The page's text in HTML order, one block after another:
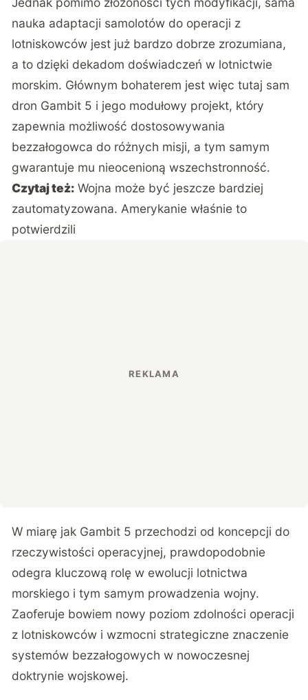
nauka adaptacji samolotów do operacji z
lotniskowców jest już bardzo dobrze zrozumiana,
a to dzięki dekadom doświadczeń w lotnictwie
morskim. Głównym bohaterem jest więc tutaj sam
dron Gambit 5 i jego modułowy projekt, który
zapewnia możliwość dostosowywania
bezzałogowca do różnych misji, a tym samym
gwarantuje mu nieocenioną wszechstronność.
Czytaj też: Wojna może być jeszcze bardziej
zautomatyzowana. Amerykanie właśnie to
potwierdzili
W miarę jak Gambit 5 przechodzi od koncepcji do
rzeczywistości operacyjnej, prawdopodobnie
odegra kluczową rolę w ewolucji lotnictwa
morskiego i tym samym prowadzenia wojny.
Zaoferuje bowiem nowy poziom zdolności operacji
z lotniskowców i wzmocni strategiczne znaczenie
systemów bezzałogowych w nowoczesnej
doktrynie wojskowej.